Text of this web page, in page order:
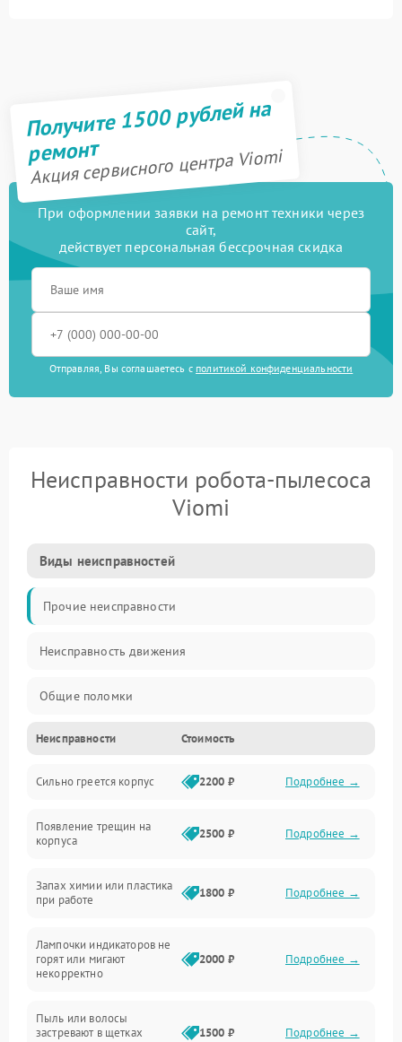
Получите 1500 рублей на
ремонт
Акция сервисного центра Viomi
При оформлении заявки на ремонт техники через
сайт,
действует персональная бессрочная скидка
Отправляя, Вы соглашаетесь с политикой конфиденциальности
Неисправности робота-пылесоса
Viomi
Виды неисправностей
Прочие неисправности
Неисправность движения
Общие поломки
Неисправность датчиков
Неисправность программного обеспечения
Проблемы с сигналом
Батарея
Неисправности Стоимость
Сильно греется корпус 2200 ₽ Подробнее →
Появление трещин на
корпуса
2500 ₽ Подробнее →
Запах химии или пластика
при работе
1800 ₽ Подробнее →
Лампочки индикаторов не
горят или мигают
некорректно
2000 ₽ Подробнее →
Пыль или волосы
застревают в щетках
1500 ₽ Подробнее →